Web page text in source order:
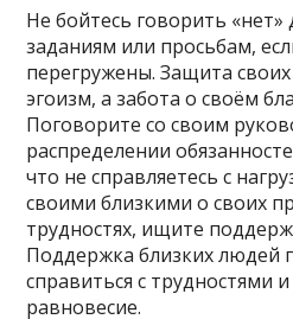
Не бойтесь говорить
заданиям или просьбам,
перегружены. Защита
эгоизм, а забота о своём
Поговорите со своим
распределении
что не справляетесь с
своими близкими о своих
трудностях, ищите
Поддержка близких людей
справиться с трудностями
равновесие.